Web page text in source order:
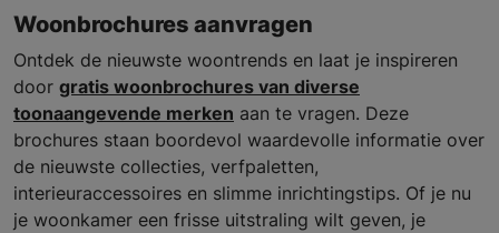
Woonbrochures aanvragen
Ontdek de nieuwste woontrends en laat je inspireren
door gratis woonbrochures van diverse
toonaangevende merken aan te vragen. Deze
brochures staan boordevol waardevolle informatie over
de nieuwste collecties, verfpaletten,
interieuraccessoires en slimme inrichtingstips. Of je nu
je woonkamer een frisse uitstraling wilt geven, je